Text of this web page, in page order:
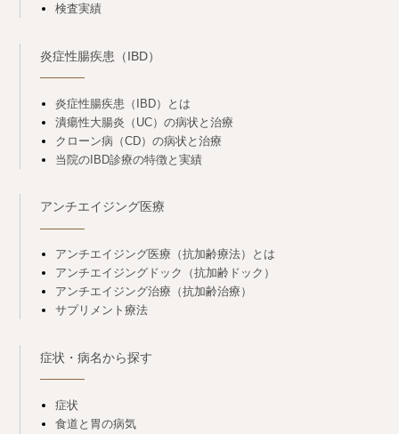
検査実績
炎症性腸疾患（IBD）
炎症性腸疾患（IBD）とは
潰瘍性大腸炎（UC）の病状と治療
クローン病（CD）の病状と治療
当院のIBD診療の特徴と実績
アンチエイジング医療
アンチエイジング医療（抗加齢療法）とは
アンチエイジングドック（抗加齢ドック）
アンチエイジング治療（抗加齢治療）
サプリメント療法
症状・病名から探す
症状
食道と胃の病気